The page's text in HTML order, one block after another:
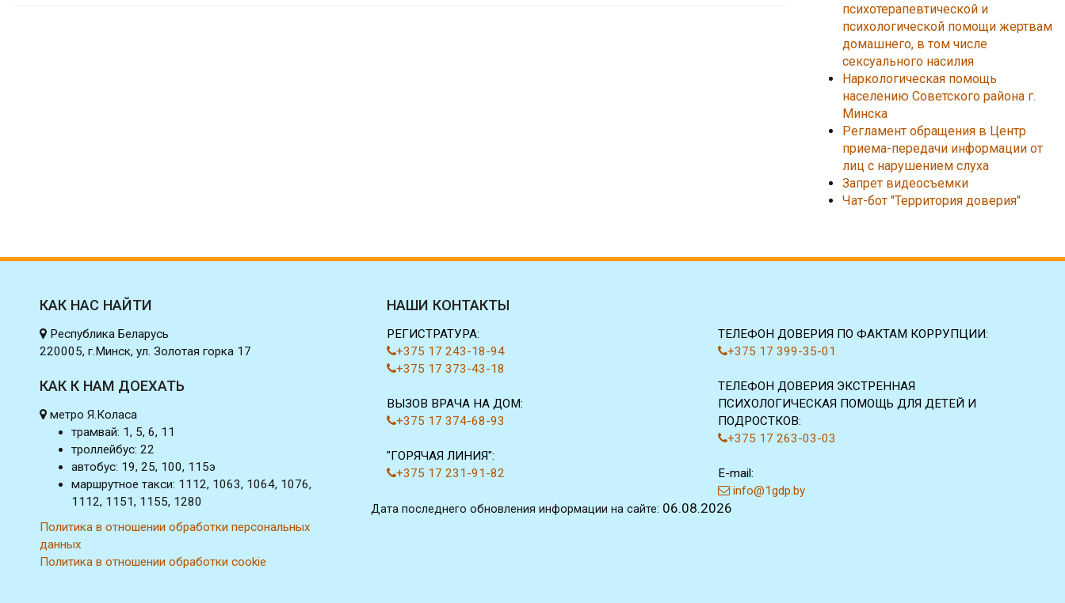
психотерапевтической и
психологической помощи жертвам
домашнего, в том числе
сексуального насилия
Наркологическая помощь
населению Советского района г.
Минска
Регламент обращения в Центр
приема-передачи информации от
лиц с нарушением слуха
Запрет видеосъемки
Чат-бот "Территория доверия"
КАК НАС НАЙТИ
Республика Беларусь
220005, г.Минск, ул. Золотая горка 17
КАК К НАМ ДОЕХАТЬ
метро Я.Коласа
трамвай: 1, 5, 6, 11
троллейбус: 22
автобус: 19, 25, 100, 115э
маршрутное такси: 1112, 1063, 1064, 1076,
1112, 1151, 1155, 1280
Политика в отношении обработки персональных
данных
Политика в отношении обработки cookie
НАШИ КОНТАКТЫ
РЕГИСТРАТУРА:
+375 17 243-18-94
+375 17 373-43-18
ВЫЗОВ ВРАЧА НА ДОМ:
+375 17 374-68-93
"ГОРЯЧАЯ ЛИНИЯ":
+375 17 231-91-82
ТЕЛЕФОН ДОВЕРИЯ ПО ФАКТАМ КОРРУПЦИИ:
+375 17 399-35-01
ТЕЛЕФОН ДОВЕРИЯ ЭКСТРЕННАЯ
ПСИХОЛОГИЧЕСКАЯ ПОМОЩЬ ДЛЯ ДЕТЕЙ И
ПОДРОСТКОВ:
+375 17 263-03-03
E-mail:
info@1gdp.by
Дата последнего обновления информации на сайте: 06.08.2026